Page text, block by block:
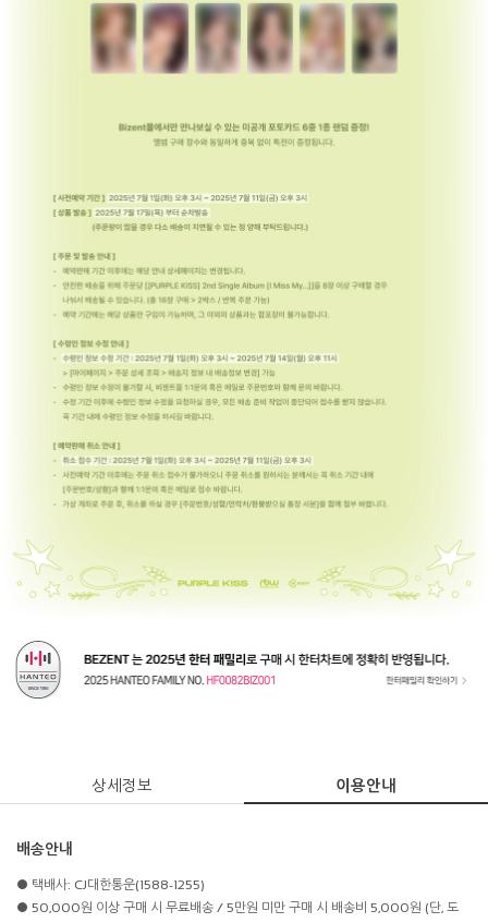
상세정보 이용안내
배송안내
● 택배사: CJ대한통운(1588-1255)
● 50,000원 이상 구매 시 무료배송 / 5만원 미만 구매 시 배송비 5,000원 (단, 도